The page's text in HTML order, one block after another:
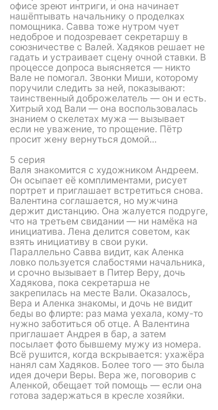
офисе зреют интриги, и она начинает
нашёптывать начальнику о проделках
помощника. Савва тоже нутром чует
недоброе и подозревает секретаршу в
союзничестве с Валей. Хадяков решает не
гадать и устраивает сцену очной ставки. В
процессе допроса выясняется — никто
Вале не помогал. Звонки Миши, которому
поручили следить за ней, показывают:
таинственный доброжелатель — он и есть.
Хитрый ход Вали — она воспользовалась
знанием о скелетах мужа — вызывает
если не уважение, то прощение. Пётр
просит жену вернуться домой...
5 серия
Валя знакомится с художником Андреем.
Он осыпает её комплиментами, рисует
портрет и приглашает встретиться снова.
Валентина соглашается, но мужчина
держит дистанцию. Она жалуется подруге,
что на третьем свидании — ни намёка на
инициатива. Лена делится советом, как
взять инициативу в свои руки.
Параллельно Савва видит, как Аленка
ловко пользуется слабостями начальника,
и срочно вызывает в Питер Веру, дочь
Хадякова, пока секретарша не
закрепилась на месте Вали. Оказалось,
Вера и Аленка знакомы, и дочь не видит
беды во флирте: раз мама уехала, кому-то
нужно заботиться об отце. А Валентина
приглашает Андрея в бар, а затем
посылает фото бывшему мужу из номера.
Всё рушится, когда вскрывается: ухажёра
нанял сам Хадяков. Более того — это была
идея дочери Веры. Вера же, поговорив с
Аленкой, обещает той помощь — если она
готова задержаться в кресле хозяйки.